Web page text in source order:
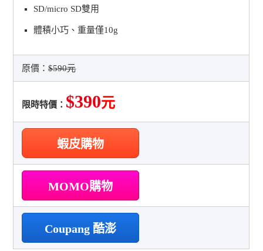
SD/micro SD雙用
體積小巧、重量僅10g
原價：$590元
限時特價： $390元
蝦皮購物
MOMO購物
Coupang 酷澎